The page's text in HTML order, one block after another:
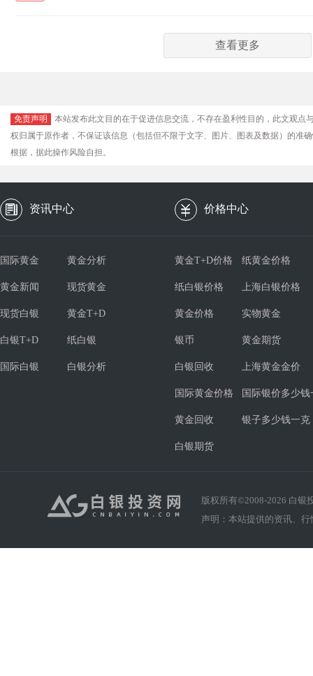
查看更多
免责声明
本站发布此文目的在于促进信息交流，不存在盈利性目的，此文观
权归属于原作者，不保证该信息（包括但不限于文字、图片、图表及数据）的准
根据，据此操作风险自担。
资讯中心 价格中心
国际黄金 黄金分析
黄金新闻 现货黄金
现货白银 黄金T+D
白银T+D 纸白银
国际白银 白银分析
黄金T+D价格 纸黄金价格
纸白银价格 上海白银价格
黄金价格 实物黄金
银币 黄金期货
白银回收 上海黄金金价
国际黄金价格 国际银价多少钱
黄金回收 银子多少钱一克
白银期货
版权所有©2008-2026 白银
声明：本站提供的资讯、